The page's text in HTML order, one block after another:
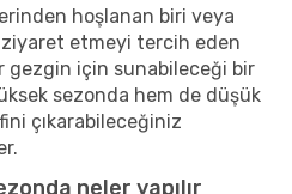
hoşlanan biri veya
etmeyi tercih eden
gezgin için sunabileceği bir
sezonda hem de düşük
çıkarabileceğiniz
neler yapılır